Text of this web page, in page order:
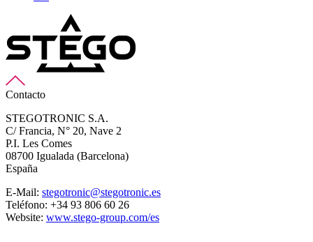
Contacto
STEGOTRONIC S.A.
C/ Francia, N° 20, Nave 2
P.I. Les Comes
08700 Igualada (Barcelona)
España
E-Mail: stegotronic@stegotronic.es
Teléfono: +34 93 806 60 26
Website: www.stego-group.com/es